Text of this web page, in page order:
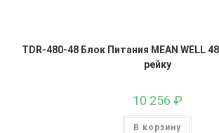
TDR-480-48 Блок Питания MEAN WELL
рейку
10 256 ₽
В корзину